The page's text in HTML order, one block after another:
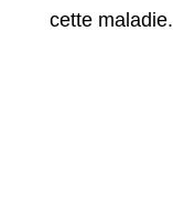
cette maladie.